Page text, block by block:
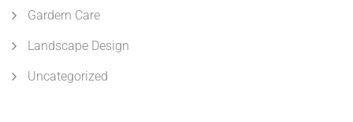
Gardern Care
Landscape Design
Uncategorized